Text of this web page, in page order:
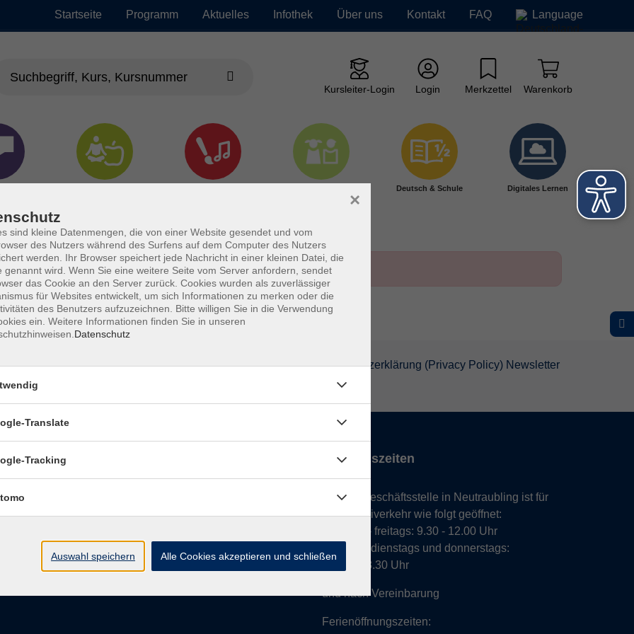
Startseite Programm Aktuelles Infothek Über uns Kontakt FAQ Language
Kursleiter-Login Login Merkzettel Warenkorb
Deutsch & Schule Digitales Lernen
Barrierefreiheitserklärung Datenschutzerklärung
Datenschutzerklärung (Privacy Policy) Newsletter
vhs Regensburger Land e. V.
93073 Neutraubling
info@vhs-regensburger-land.de
Tel: 09401 52550
Öffnungszeiten
Unsere Geschäftsstelle in Neutraubling ist für
den Parteiverkehr wie folgt geöffnet:
montags - freitags: 9.30 - 12.00 Uhr
montags, dienstags und donnerstags:
14.00 - 18.30 Uhr
und nach Vereinbarung
Ferienöffnungszeiten:
sind kleine Datenmengen, die von einer Website gesendet und vom
des Nutzers während des Surfens auf dem Computer des Nutzers
werden. Ihr Browser speichert jede Nachricht in einer kleinen Datei, die
genannt wird. Wenn Sie eine weitere Seite vom Server anfordern, sendet
das Cookie an den Server zurück. Cookies wurden als zuverlässiger
für Websites entwickelt, um sich Informationen zu merken oder die
des Benutzers aufzuzeichnen. Bitte willigen Sie in die Verwendung
ein. Weitere Informationen finden Sie in unseren
Datenschutz
×
Translate
Tracking
Auswahl speichern Alle Cookies akzeptieren und schließen